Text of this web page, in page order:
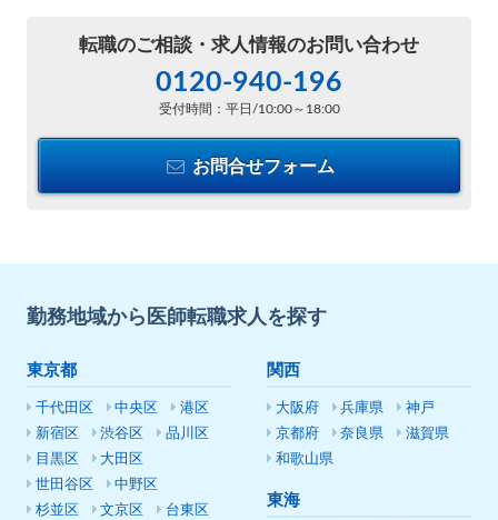
転職のご相談・ 求人情報のお問い合わせ
0120-940-196
受付時間：平日/10:00～18:00
お問合せフォーム
勤務地域から医師転職求人を探す
東京都
千代田区 中央区
港区
新宿区
渋谷区
品川区
目黒区
大田区
世田谷区
中野区
杉並区
文京区
台東区
関西
大阪府 兵庫県
神戸
京都府
奈良県
滋賀県
和歌山県
東海